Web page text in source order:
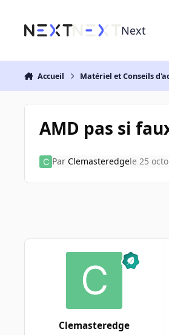
Next
Accueil Matériel et Conseils
AMD pas si
Par Clemasteredgele 25
Clemasteredge